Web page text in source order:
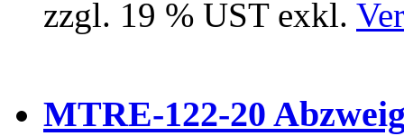
zzgl. 19 % UST exkl.
MTRE-122-20